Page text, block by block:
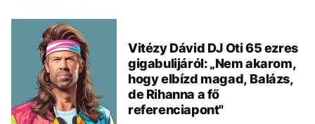
Vitézy Dávid DJ Oti 65 ezres
gigabulijáról: „Nem akarom,
hogy elbízd magad, Balázs,
de Rihanna a fő
referenciapont"